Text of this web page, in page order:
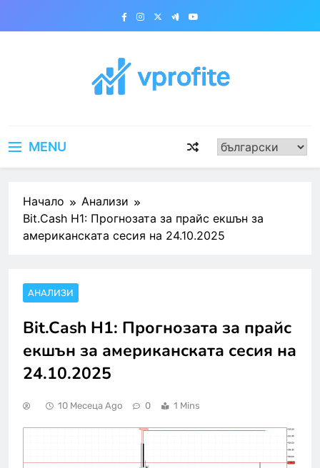
MENU
Начало
Анализи
Bit.Cash H1: Прогнозата за прайс екшън за
американската сесия на 24.10.2025
АНАЛИЗИ
Bit.Cash H1: Прогнозата за прайс
екшън за американската сесия на
24.10.2025
10 Месеца Ago 0 1 Mins